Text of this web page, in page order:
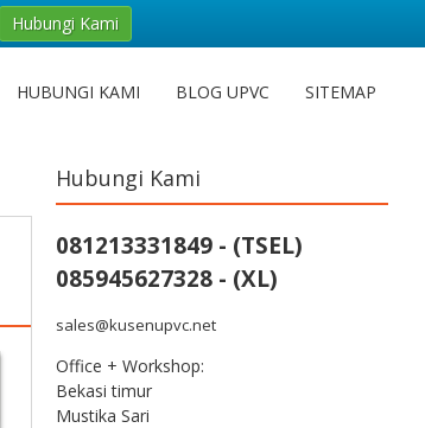
HUBUNGI KAMI BLOG UPVC SITEMAP
Hubungi Kami
081213331849 - (TSEL)
085945627328 - (XL)
sales@kusenupvc.net
Office + Workshop:
Bekasi timur
Mustika Sari
Hubungi Kami